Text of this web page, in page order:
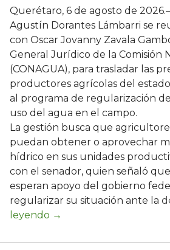
Querétaro, 6 de agosto de
Agustín Dorantes Lámbarri se
con Oscar Jovanny Zavala
General Jurídico de la Comisión
(CONAGUA), para trasladar las
productores agrícolas del
al programa de regularización
uso del agua en el campo.
La gestión busca que
puedan obtener o aprovechar
hídrico en sus unidades
con el senador, quien señaló
esperan apoyo del gobierno
regularizar su situación ante la